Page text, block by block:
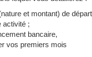
et montant) de départ
activité ;
bancaire,
vos premiers mois